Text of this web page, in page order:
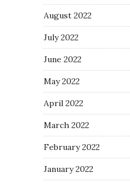
August 2022
July 2022
June 2022
May 2022
April 2022
March 2022
February 2022
January 2022